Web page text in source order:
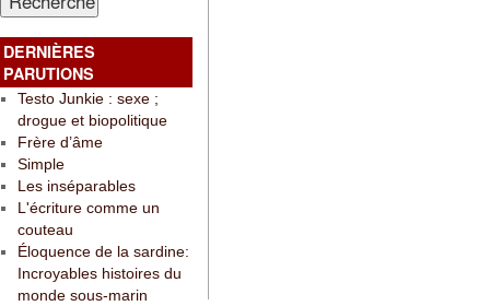
DERNIÈRES
PARUTIONS
Testo Junkie : sexe ;
drogue et biopolitique
Frère d’âme
Simple
Les inséparables
L'écriture comme un
couteau
Éloquence de la sardine:
Incroyables histoires du
monde sous-marin